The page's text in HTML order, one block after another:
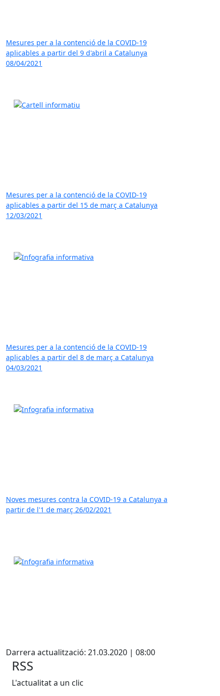
Mesures per a la contenció de la COVID-19
aplicables a partir del 9 d'abril a Catalunya
08/04/2021
Mesures per a la contenció de la COVID-19
aplicables a partir del 15 de març a Catalunya
12/03/2021
Mesures per a la contenció de la COVID-19
aplicables a partir del 8 de març a Catalunya
04/03/2021
Noves mesures contra la COVID-19 a Catalunya a
partir de l'1 de març 26/02/2021
Darrera actualització: 21.03.2020 | 08:00
RSS
L'actualitat a un clic